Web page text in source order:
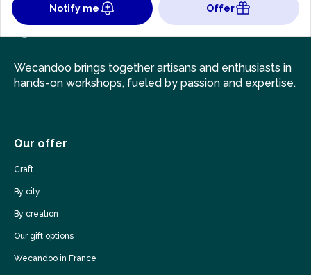
Notify me Offer
Wecandoo brings together artisans and enthusiasts in
hands-on workshops, fueled by passion and expertise.
Our offer
Craft
By city
By creation
Our gift options
Wecandoo in France